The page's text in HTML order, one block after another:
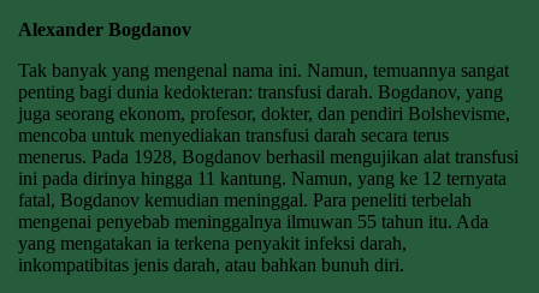
Alexander Bogdanov
Tak banyak yang mengenal nama ini. Namun, temuannya sangat
penting bagi dunia kedokteran: transfusi darah. Bogdanov, yang
juga seorang ekonom, profesor, dokter, dan pendiri Bolshevisme,
mencoba untuk menyediakan transfusi darah secara terus
menerus. Pada 1928, Bogdanov berhasil mengujikan alat transfusi
ini pada dirinya hingga 11 kantung. Namun, yang ke 12 ternyata
fatal, Bogdanov kemudian meninggal. Para peneliti terbelah
mengenai penyebab meninggalnya ilmuwan 55 tahun itu. Ada
yang mengatakan ia terkena penyakit infeksi darah,
inkompatibitas jenis darah, atau bahkan bunuh diri.